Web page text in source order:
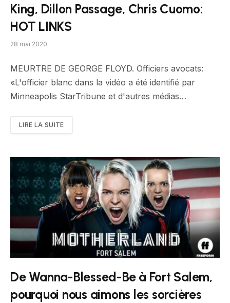
King, Dillon Passage, Chris Cuomo:
HOT LINKS
28 mai 2020
MEURTRE DE GEORGE FLOYD. Officiers avocats:
«L'officier blanc dans la vidéo a été identifié par
Minneapolis StarTribune et d'autres médias…
LIRE LA SUITE
De Wanna-Blessed-Be à Fort Salem,
pourquoi nous aimons les sorcières